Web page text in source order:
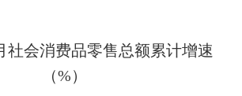
社会消费品零售总额累计增速
（%）